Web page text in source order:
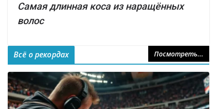
Самая длинная коса из наращённых
волос
Всё о рекордах Посмотреть...